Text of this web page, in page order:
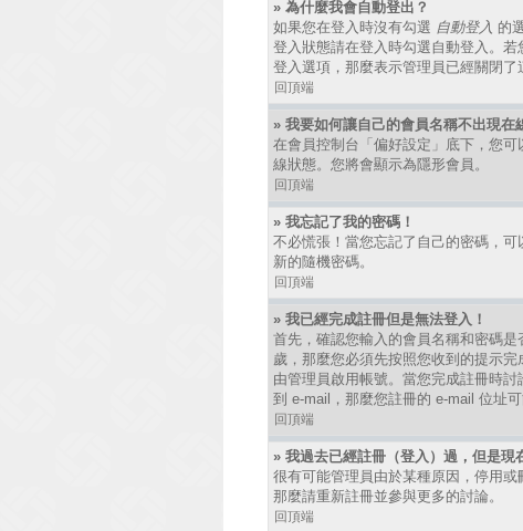
» 為什麼我會自動登出？
如果您在登入時沒有勾選 自動登入 的
登入狀態請在登入時勾選自動登入。
登入選項，那麼表示管理員已經關閉了
回頂端
» 我要如何讓自己的會員名稱不出現在
在會員控制台「偏好設定」底下，您可
線狀態。您將會顯示為隱形會員。
回頂端
» 我忘記了我的密碼！
不必慌張！當您忘記了自己的密碼，
新的隨機密碼。
回頂端
» 我已經完成註冊但是無法登入！
首先，確認您輸入的會員名稱和密碼
歲，那麼您必須先按照您收到的提示
由管理員啟用帳號。當您完成註冊時
到 e-mail，那麼您註冊的 e-mail 位址
回頂端
» 我過去已經註冊（登入）過，但是現
很有可能管理員由於某種原因，停用
那麼請重新註冊並參與更多的討論。
回頂端